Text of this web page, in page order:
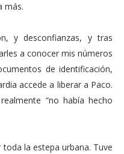
más.
y desconfianzas, y tras
a conocer mis números
de identificación,
accede a liberar a Paco.
“no había hecho
la estepa urbana. Tuve